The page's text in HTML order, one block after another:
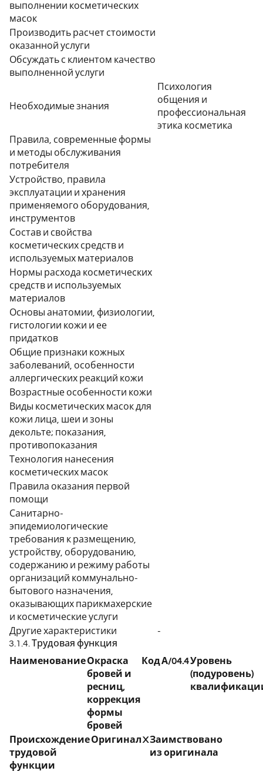
выполнении косметических
масок
Производить расчет стоимости
оказанной услуги
Обсуждать с клиентом качество
выполненной услуги
Необходимые знания
Психология
общения и
профессиональная
этика косметика
Правила, современные формы
и методы обслуживания
потребителя
Устройство, правила
эксплуатации и хранения
применяемого оборудования,
инструментов
Состав и свойства
косметических средств и
используемых материалов
Нормы расхода косметических
средств и используемых
материалов
Основы анатомии, физиологии,
гистологии кожи и ее
придатков
Общие признаки кожных
заболеваний, особенности
аллергических реакций кожи
Возрастные особенности кожи
Виды косметических масок для
кожи лица, шеи и зоны
декольте; показания,
противопоказания
Технология нанесения
косметических масок
Правила оказания первой
помощи
Санитарно-
эпидемиологические
требования к размещению,
устройству, оборудованию,
содержанию и режиму работы
организаций коммунально-
бытового назначения,
оказывающих парикмахерские
и косметические услуги
Другие характеристики
-
3.1.4. Трудовая функция
НаименованиеОкраска
бровей и
ресниц,
коррекция
формы
бровей
КодА/04.4Уровень
(подуровень)
Происхождение
трудовой
функции
ОригиналXЗаимствовано
из оригинала